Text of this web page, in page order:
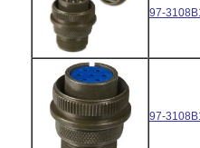
97-
97-